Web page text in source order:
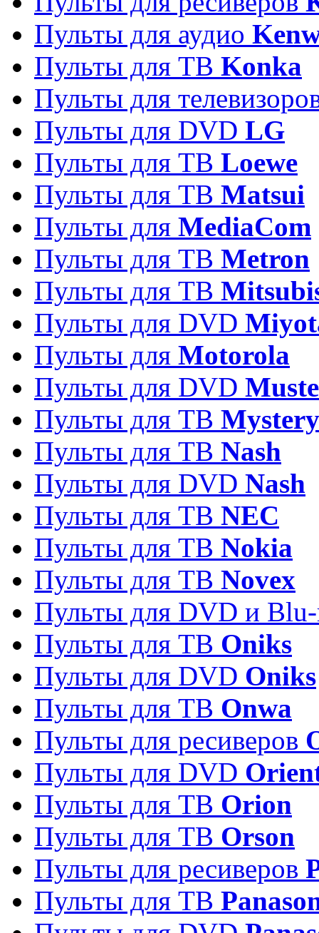
Пульты для аудио
Пульты для ТВ Konka
Пульты для
Пульты для DVD LG
Пульты для ТВ Loewe
Пульты для ТВ Matsui
Пульты для MediaCom
Пульты для ТВ Metron
Пульты для TB
Пульты для DVD
Пульты для Motorola
Пульты для DVD
Пульты для ТВ Mystery
Пульты для ТВ Nash
Пульты для DVD Nash
Пульты для ТВ NEC
Пульты для ТВ Nokia
Пульты для ТВ Novex
Пульты для DVD и
Пульты для ТВ Oniks
Пульты для DVD Oniks
Пульты для ТВ Onwa
Пульты для ресиверов
Пульты для DVD
Пульты для ТВ Orion
Пульты для ТВ Orson
Пульты для ресиверов
Пульты для ТВ